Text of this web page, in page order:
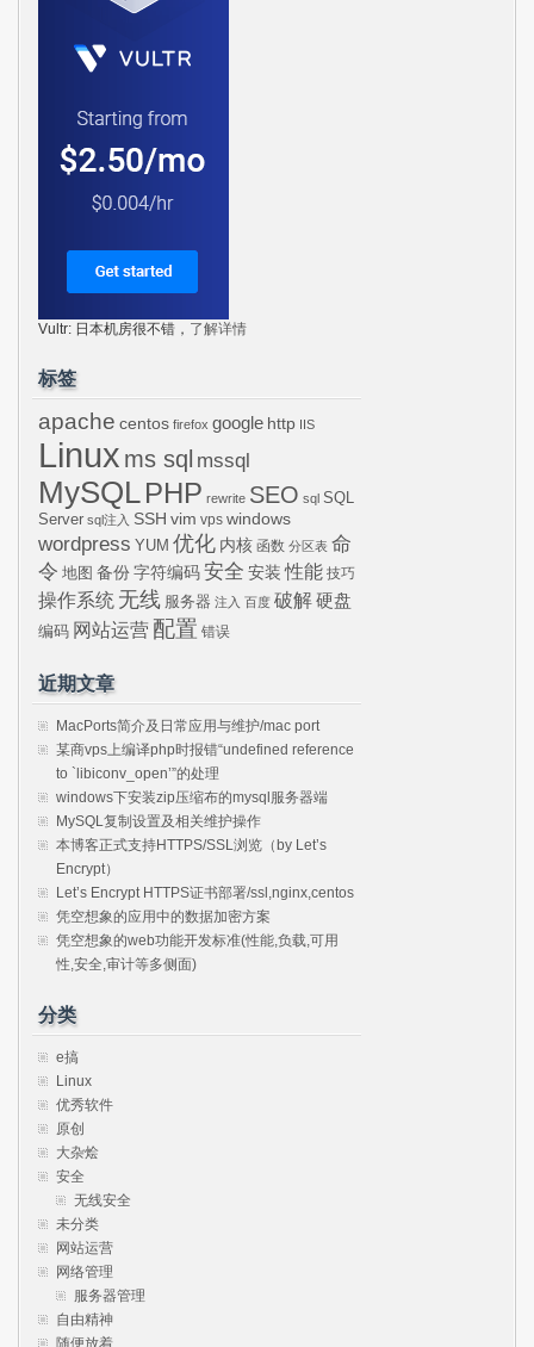
Vultr: 日本机房很不错， 了解详情
标签
apache centos firefox google http IIS
Linux ms sql mssql
MySQLPHP rewrite SEO sql SQL
Server sql注入 SSH vim vps windows
wordpress YUM 优化 内核 函数 分区表 命
令 地图 备份 字符编码 安全 安装 性能 技巧
操作系统 无线 服务器 注入 百度 破解硬盘
编码 网站运营 配置 错误
近期文章
MacPorts简介及日常应用与维护/mac port
某商vps上编译php时报错“undefined reference
to `libiconv_open’”的处理
windows下安装zip压缩布的mysql服务器端
MySQL复制设置及相关维护操作
本博客正式支持HTTPS/SSL浏览（by Let’s
Encrypt）
Let’s Encrypt HTTPS证书部署/ssl,nginx,centos
凭空想象的应用中的数据加密方案
凭空想象的web功能开发标准(性能,负载,可用
性,安全,审计等多侧面)
分类
e搞
Linux
优秀软件
原创
大杂烩
安全
无线安全
未分类
网站运营
网络管理
服务器管理
自由精神
随便放着